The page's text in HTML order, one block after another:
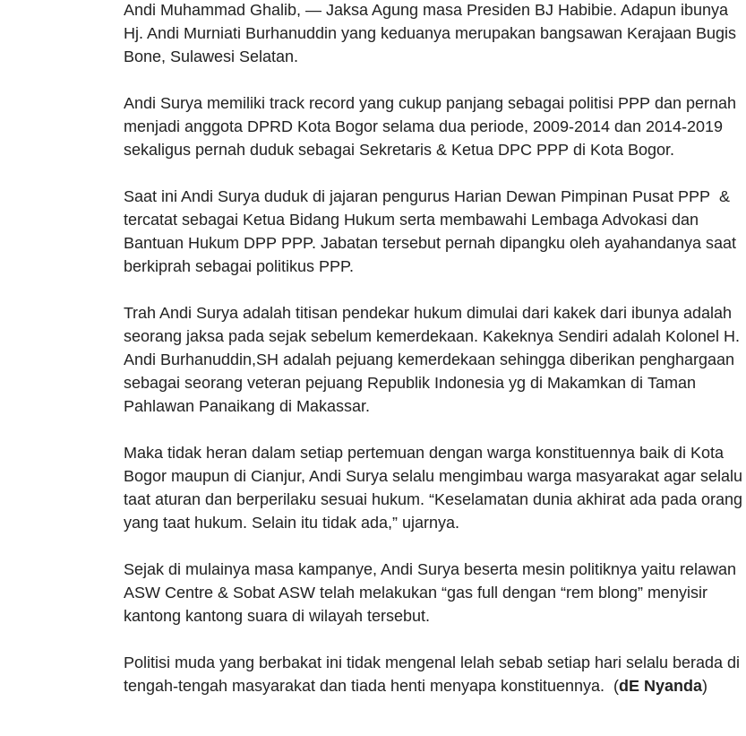
Andi Muhammad Ghalib, — Jaksa Agung masa Presiden BJ Habibie. Adapun ibunya
Hj. Andi Murniati Burhanuddin yang keduanya merupakan bangsawan Kerajaan Bugis
Bone, Sulawesi Selatan.
Andi Surya memiliki track record yang cukup panjang sebagai politisi PPP dan pernah
menjadi anggota DPRD Kota Bogor selama dua periode, 2009-2014 dan 2014-2019
sekaligus pernah duduk sebagai Sekretaris & Ketua DPC PPP di Kota Bogor.
Saat ini Andi Surya duduk di jajaran pengurus Harian Dewan Pimpinan Pusat PPP &
tercatat sebagai Ketua Bidang Hukum serta membawahi Lembaga Advokasi dan
Bantuan Hukum DPP PPP. Jabatan tersebut pernah dipangku oleh ayahandanya saat
berkiprah sebagai politikus PPP.
Trah Andi Surya adalah titisan pendekar hukum dimulai dari kakek dari ibunya adalah
seorang jaksa pada sejak sebelum kemerdekaan. Kakeknya Sendiri adalah Kolonel H.
Andi Burhanuddin,SH adalah pejuang kemerdekaan sehingga diberikan penghargaan
sebagai seorang veteran pejuang Republik Indonesia yg di Makamkan di Taman
Pahlawan Panaikang di Makassar.
Maka tidak heran dalam setiap pertemuan dengan warga konstituennya baik di Kota
Bogor maupun di Cianjur, Andi Surya selalu mengimbau warga masyarakat agar selalu
taat aturan dan berperilaku sesuai hukum. “Keselamatan dunia akhirat ada pada orang
yang taat hukum. Selain itu tidak ada,” ujarnya.
Sejak di mulainya masa kampanye, Andi Surya beserta mesin politiknya yaitu relawan
ASW Centre & Sobat ASW telah melakukan “gas full dengan “rem blong” menyisir
kantong kantong suara di wilayah tersebut.
Politisi muda yang berbakat ini tidak mengenal lelah sebab setiap hari selalu berada di
tengah-tengah masyarakat dan tiada henti menyapa konstituennya. (dE Nyanda)